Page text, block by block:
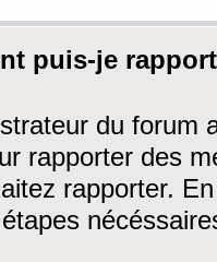
puis-je
du forum
rapporter des
rapporter.